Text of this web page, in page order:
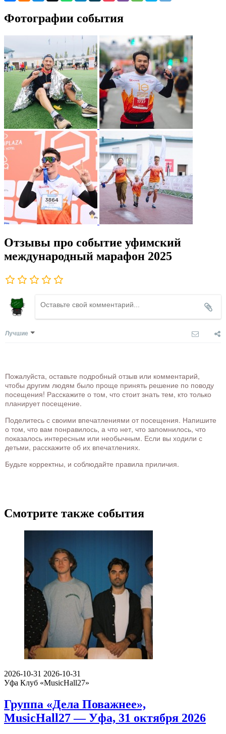
Фотографии события
Отзывы про событие уфимский
международный марафон 2025
Лучшие
Пожалуйста, оставьте подробный отзыв или комментарий,
чтобы другим людям было проще принять решение по поводу
посещения! Расскажите о том, что стоит знать тем, кто только
планирует посещение.
Поделитесь с своими впечатлениями от посещения. Напишите
о том, что вам понравилось, а что нет, что запомнилось, что
показалось интересным или необычным. Если вы ходили с
детьми, расскажите об их впечатлениях.
Будьте корректны, и соблюдайте правила приличия.
Смотрите также события
2026-10-31 2026-10-31
Уфа Клуб «MusicHall27»
Группа «Дела Поважнее»,
MusicHall27 — Уфа, 31 октября 2026